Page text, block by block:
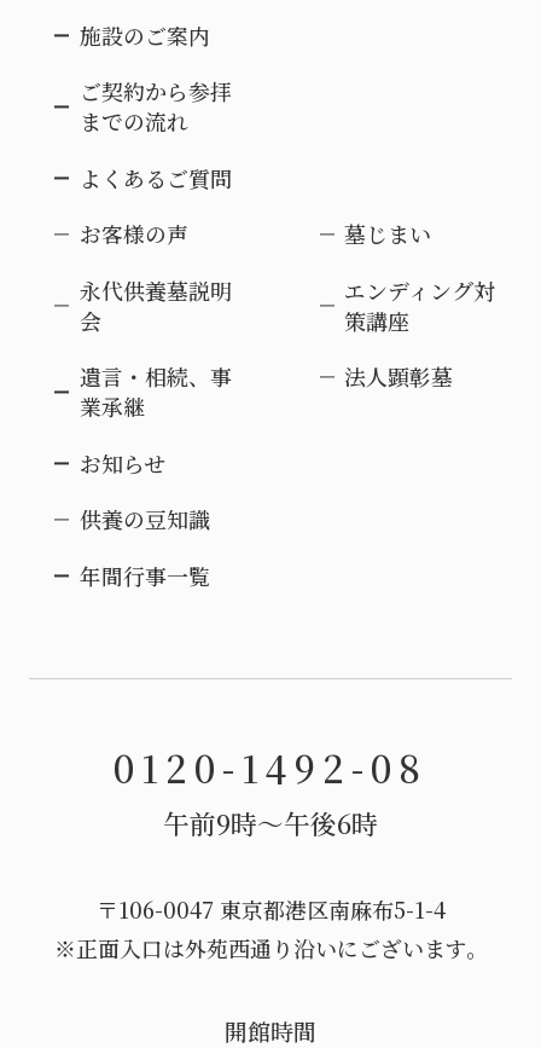
施設のご案内
ご契約から参拝
までの流れ
よくあるご質問
お客様の声
墓じまい
永代供養墓説明
会
エンディング対
策講座
遺言・相続、事
業承継
法人顕彰墓
お知らせ
供養の豆知識
年間行事一覧
0120-1492-08
午前9時〜午後6時
〒106-0047 東京都港区南麻布5-1-4
※正面入口は外苑西通り沿いにございます。
開館時間